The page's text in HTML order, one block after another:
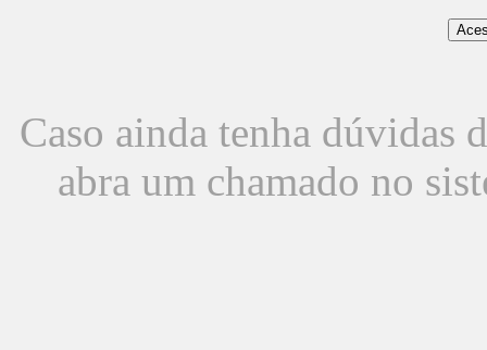
Caso ainda tenha dúvidas
abra um chamado no